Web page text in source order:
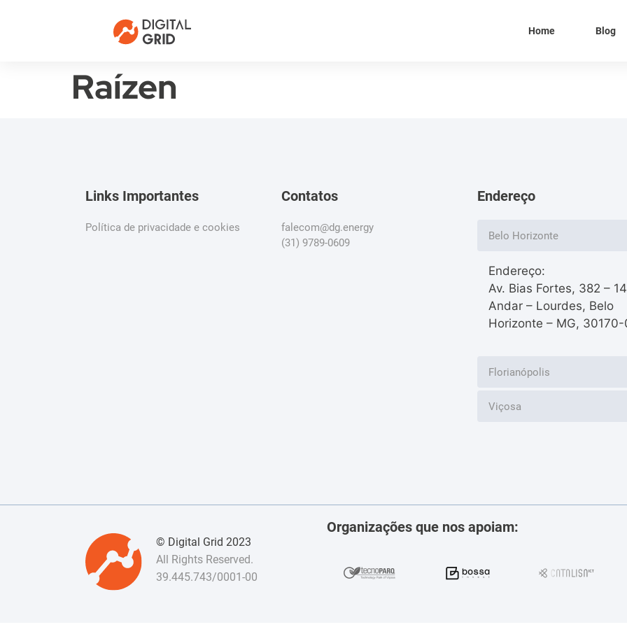
Home Blog
Raízen
Links Importantes
Política de privacidade e cookies
Contatos
falecom@dg.energy
(31) 9789-0609
Endereço
Belo Horizonte
Endereço:
Av. Bias Fortes, 382 –
Andar – Lourdes, Belo
Horizonte – MG, 30170-
Florianópolis
Viçosa
© Digital Grid 2023
All Rights Reserved.
39.445.743/0001-00
Organizações que nos apoiam: